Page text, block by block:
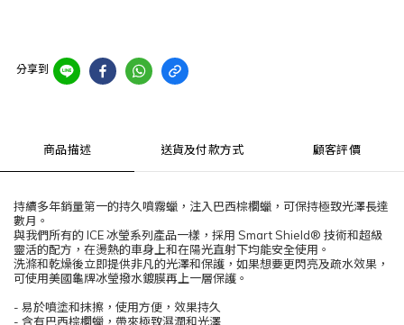
分享到
商品描述 送貨及付款方式 顧客評價
持續多年銷量第一的持久噴霧蠟，注入巴西棕櫚蠟，可保持極致光澤長達
數月。
與我們所有的 ICE 冰瑩系列產品一樣，採用 Smart Shield® 技術和超級
靈活的配方，在燙熱的車身上和在陽光直射下均能安全使用。
洗滌和乾燥後立即提供非凡的光澤和保護，如果想要更閃亮及疏水效果，
可使用美國龜牌冰瑩撥水鍍膜再上一層保護。
- 易於噴塗和抹擦，使用方便，效果持久
- 含有巴西棕櫚蠟，帶來極致濕潤和光澤